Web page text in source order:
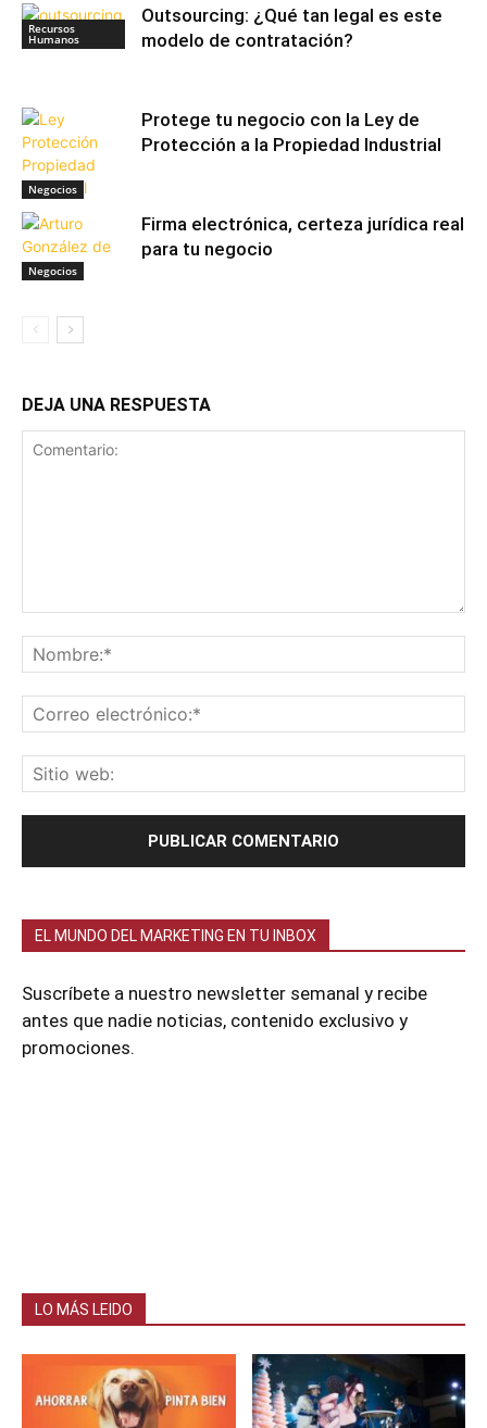
Recursos
Humanos
Outsourcing: ¿Qué tan legal es este
modelo de contratación?
Negocios
Protege tu negocio con la Ley de
Protección a la Propiedad Industrial
Negocios
Firma electrónica, certeza jurídica real
para tu negocio
DEJA UNA RESPUESTA
EL MUNDO DEL MARKETING EN TU INBOX
Suscríbete a nuestro newsletter semanal y recibe
antes que nadie noticias, contenido exclusivo y
promociones.
LO MÁS LEIDO